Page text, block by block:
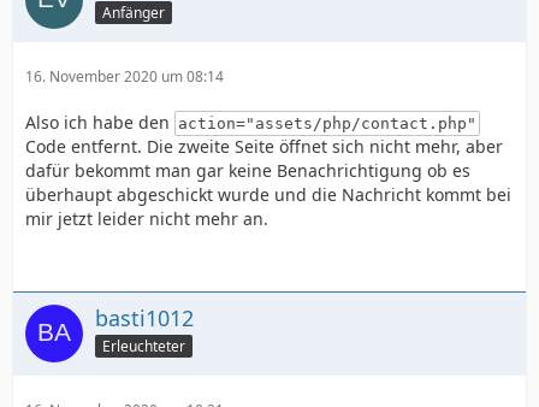
Anfänger
16. November 2020 um 08:14
Also ich habe den action="assets/php/contact.php"
Code entfernt. Die zweite Seite öffnet sich nicht mehr, aber
dafür bekommt man gar keine Benachrichtigung ob es
überhaupt abgeschickt wurde und die Nachricht kommt bei
mir jetzt leider nicht mehr an.
basti1012
Erleuchteter